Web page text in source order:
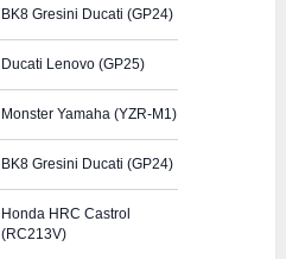
BK8 Gresini Ducati (GP24)
Ducati Lenovo (GP25)
Monster Yamaha (YZR-M1)
BK8 Gresini Ducati (GP24)
Honda HRC Castrol
(RC213V)